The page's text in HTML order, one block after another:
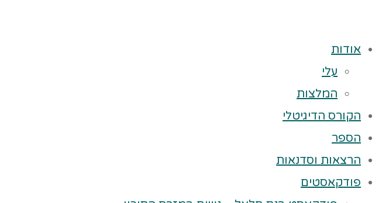
אודות
עלי
המלצות
הקורס הדיגיטלי
הספר
הרצאות וסדנאות
פודקאסטים